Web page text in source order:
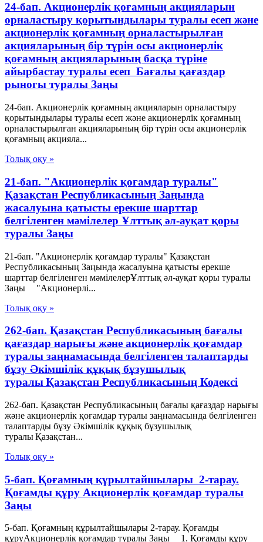
24-бап. Акционерлік қоғамның акцияларын
орналастыру қорытындылары туралы есеп және
акционерлік қоғамның орналастырылған
акцияларының бір түрін осы акционерлік
қоғамның акцияларының басқа түріне
айырбастау туралы есеп Бағалы қағаздар
рыногы туралы Заңы
24-бап. Акционерлік қоғамның акцияларын орналастыру
қорытындылары туралы есеп және акционерлік қоғамның
орналастырылған акцияларының бір түрін осы акционерлік
қоғамның акцияла...
Толық оқу »
21-бап. "Акционерлік қоғамдар туралы"
Қазақстан Республикасының Заңында
жасалуына қатысты ерекше шарттар
белгіленген мәмілелер Ұлттық әл-ауқат қоры
туралы Заңы
21-бап. "Акционерлік қоғамдар туралы" Қазақстан
Республикасының Заңында жасалуына қатысты ерекше
шарттар белгіленген мәмілелерҰлттық әл-ауқат қоры туралы
Заңы "Акционерлі...
Толық оқу »
262-бап. Қазақстан Республикасының бағалы
қағаздар нарығы және акционерлік қоғамдар
туралы заңнамасында белгiленген талаптарды
бұзу Әкімшілік құқық бұзушылық
туралы Қазақстан Республикасының Кодексі
262-бап. Қазақстан Республикасының бағалы қағаздар нарығы
және акционерлік қоғамдар туралы заңнамасында белгiленген
талаптарды бұзу Әкімшілік құқық бұзушылық
туралы Қазақстан...
Толық оқу »
5-бап. Қоғамның құрылтайшылары 2-тарау.
Қоғамды құру Акционерлік қоғамдар туралы
Заңы
5-бап. Қоғамның құрылтайшылары 2-тарау. Қоғамды
құруАкционерлік қоғамдар туралы Заңы 1. Қоғамды құру